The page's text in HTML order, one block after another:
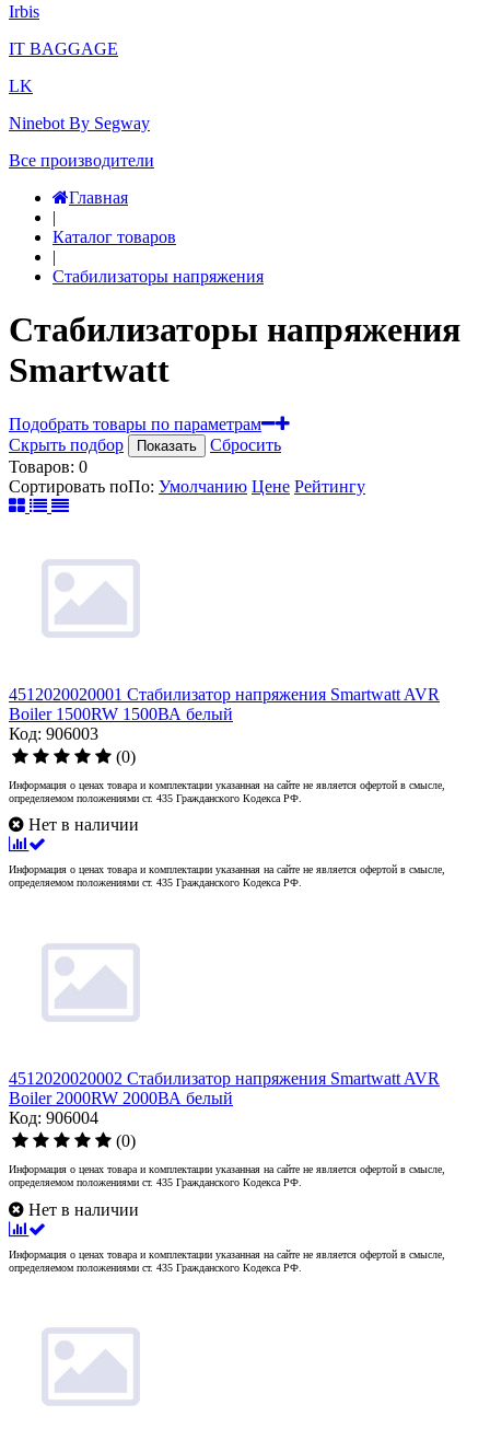
Irbis
IT BAGGAGE
LK
Ninebot By Segway
Все производители
Главная
|
Каталог товаров
|
Стабилизаторы напряжения
Стабилизаторы напряжения
Smartwatt
Подобрать товары по параметрам
Скрыть подбор
Показать
Сбросить
Товаров: 0
Сортировать поПо: Умолчанию Цене Рейтингу
4512020020001 Стабилизатор напряжения Smartwatt AVR
Boiler 1500RW 1500ВА белый
Код: 906003
(0)
Информация о ценах товара и комплектации указанная на сайте не является офертой в смысле,
определяемом положениями ст. 435 Гражданского Кодекса РФ.
Нет в наличии
Информация о ценах товара и комплектации указанная на сайте не является офертой в смысле,
определяемом положениями ст. 435 Гражданского Кодекса РФ.
4512020020002 Стабилизатор напряжения Smartwatt AVR
Boiler 2000RW 2000ВА белый
Код: 906004
(0)
Информация о ценах товара и комплектации указанная на сайте не является офертой в смысле,
определяемом положениями ст. 435 Гражданского Кодекса РФ.
Нет в наличии
Информация о ценах товара и комплектации указанная на сайте не является офертой в смысле,
определяемом положениями ст. 435 Гражданского Кодекса РФ.